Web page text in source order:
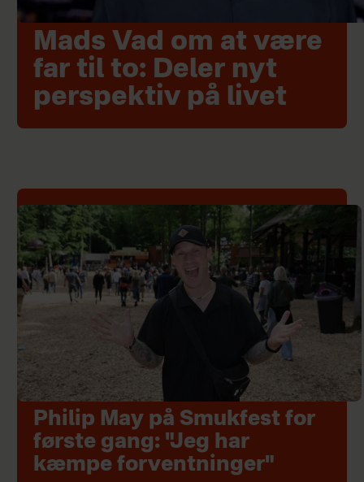
Mads Vad om at være
far til to: Deler nyt
perspektiv på livet
Philip May på Smukfest for
første gang: "Jeg har
kæmpe forventninger"